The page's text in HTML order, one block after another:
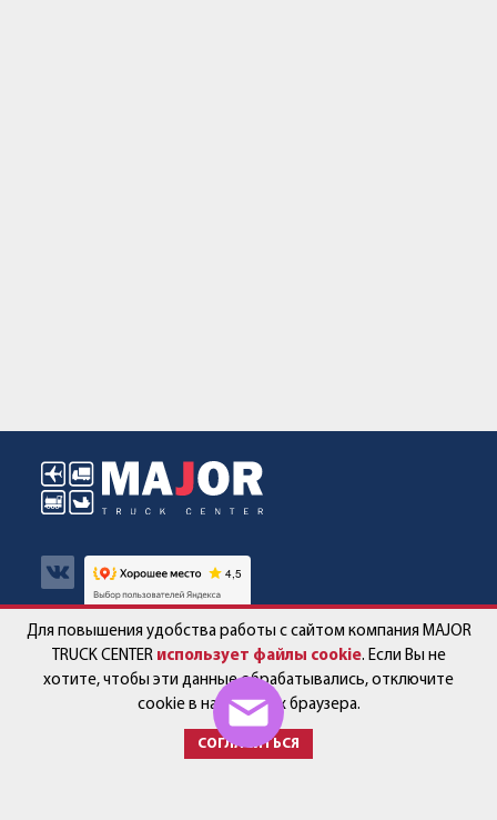
Авто в наличии
Спецпредложения
Контакты
Работа в компании
Новости
Для повышения удобства работы с сайтом компания MAJOR
TRUCK CENTER использует файлы cookie. Если Вы не
хотите, чтобы эти данные обрабатывались, отключите
cookie в настройках браузера.
СОГЛАСИТЬСЯ